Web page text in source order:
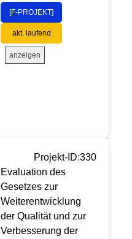
[F-PROJEKT]
akt. laufend
anzeigen
Projekt-ID:330
Evaluation des
Gesetzes zur
Weiterentwicklung
der Qualität und zur
Verbesserung der